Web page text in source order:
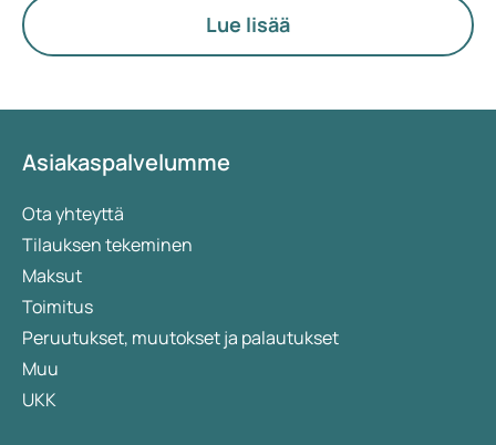
painonpudotuksessa. Samalla uusia
hoitomuotoja tutkitaan jatkuvasti. Orforglipron
muihin hoitomuotoihin? Tässä artikkelissa
tähän mennessä saatuja tutkimustuloksia.
Lue lisää
Asiakaspalvelumme
Ota yhteyttä
Tilauksen tekeminen
Maksut
Toimitus
Peruutukset, muutokset ja palautukset
Muu
UKK